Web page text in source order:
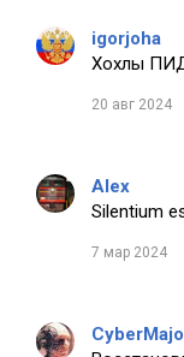
igorjoha
Хохлы
20 авг 2024
Alex
Silentium
7 мар 2024